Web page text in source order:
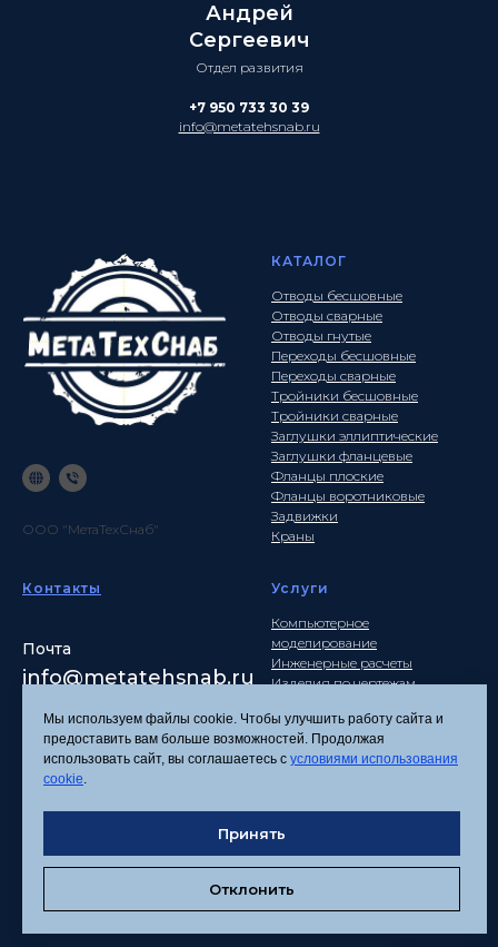
Андрей
Сергеевич
Отдел развития
+7 950 733 30 39
info@metatehsnab.ru
ООО "МетаТехСнаб"
КАТАЛОГ
Отводы бесшовные
Отводы сварные
Отводы гнутые
Переходы бесшовные
Переходы сварные
Тройники бесшовные
Тройники сварные
Заглушки эллиптические
Заглушки фланцевые
Фланцы плоские
Фланцы воротниковые
Задвижки
Краны
Контакты
Почта
info@metatehsnab.ru
Услуги
Компьютерное
моделирование
Инженерные расчеты
Изделия по чертежам
Политика
Согласие на обработку
персональных данных
Соглашение об
Мы используем файлы cookie. Чтобы улучшить работу сайта и
предоставить вам больше возможностей. Продолжая
использовать сайт, вы соглашаетесь с условиями использования
cookie.
Принять
Отклонить